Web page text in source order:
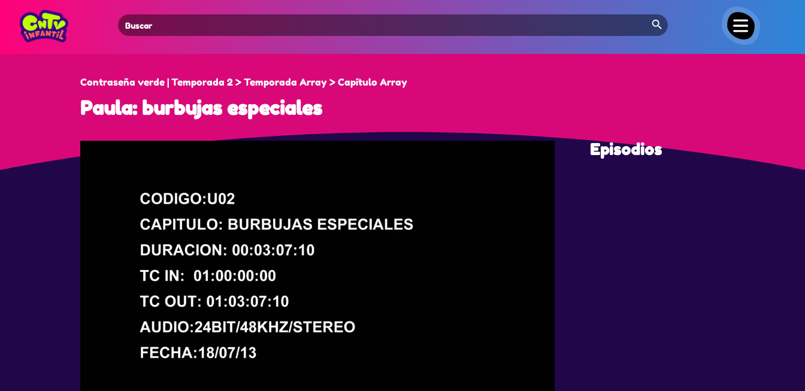
Search
for:
Search Button
Contraseña verde | Temporada 2 > Temporada Array > Capítulo Array
Paula: burbujas especiales
Episodios